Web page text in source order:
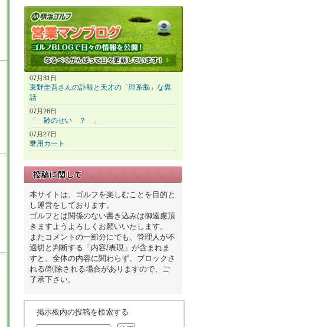
07月31日
東野圭吾さんの訃報と天才の「理系脳」な裏
話
07月28日
「 齢のせい ？ 」
07月27日
乗用カート
本サイトは、ゴルフを楽しむことを目的と
し運営をしております。
ゴルフとは関係のない書き込みは御遠慮頂
きますようよろしくお願いいたします。
またコメントの一部分にでも、管理人が不
適切と判断する「内容/表現」が含まれま
すと、全体の内容に関わらず、ブロックさ
れる/削除される場合がありますので、ご
了承下さい。
掲示板内の投稿を検索する